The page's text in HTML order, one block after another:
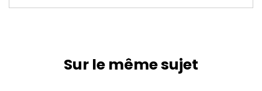
Sur le même sujet